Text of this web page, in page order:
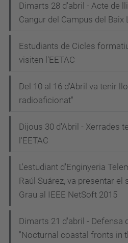
Dimarts 28 d'abril - Acte de
Cangur del Campus del Baix
Estudiants de Cicles
visiten l'EETAC
Del 10 al 16 d'Abril va tenir
radioaficionat"
Dijous 30 d'Abril - Xerrades
l'EETAC
L'estudiant d'Enginyeria
Raúl Suárez, va presentar el
Grau al IEEE NetSoft 2015
Dimarts 21 d'abril - Defensa
"Nocturnal coastal fronts in